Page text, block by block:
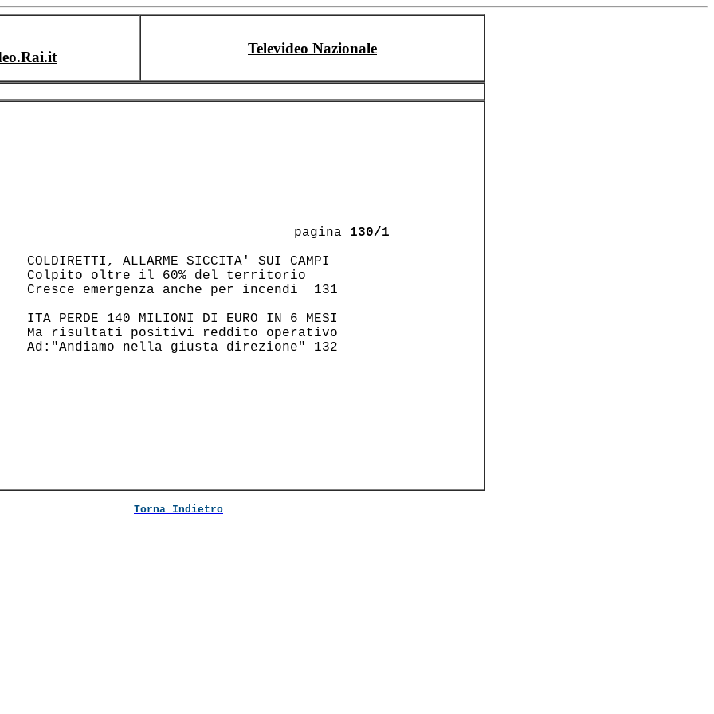
Televideo Nazionale
					 pagina
130/1
COLDIRETTI, ALLARME SICCITA' SUI CAMPI
Colpito oltre il 60% del territorio
Cresce emergenza anche per incendi  131
ITA PERDE 140 MILIONI DI EURO IN 6 MESI
Ma risultati positivi reddito operativo
Ad:"Andiamo nella giusta direzione" 132
Torna Indietro